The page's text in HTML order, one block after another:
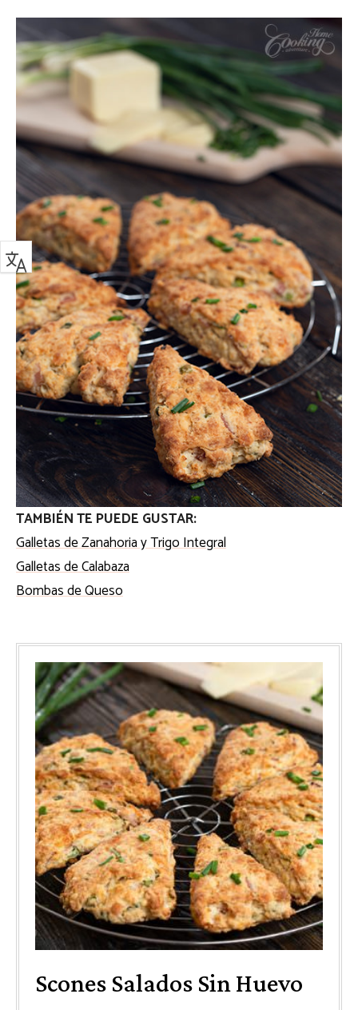
TAMBIÉN TE PUEDE GUSTAR:
Galletas de Zanahoria y Trigo Integral
Galletas de Calabaza
Bombas de Queso
Scones Salados Sin Huevo